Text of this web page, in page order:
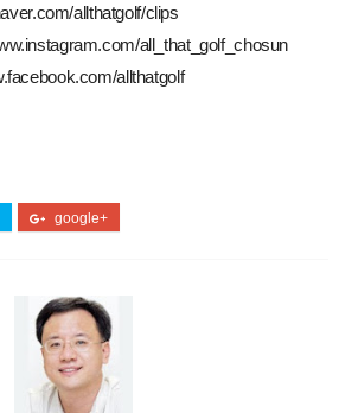
allthatgolf/clips
all_that_golf_chosun
allthatgolf
google+